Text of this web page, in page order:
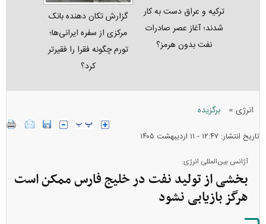
ترکیه و عراق دست به کار
شدند؛ آغاز عصر صادرات
نفت بدون هرمز؟
گزارش تکان‌ دهنده بانک
مرکزی از سفره ایرانی‌ها؛
تورم چگونه فقرا را فقیرتر
کرد؟
انرژی » برگزیده
تاریخ انتشار: ۱۲:۴۷ - ۱۱ ارديبهشت ۱۴۰۵
آژانس بین‌المللی انرژی:
بخشی از تولید نفت در خلیج فارس ممکن است
هرگز بازیابی نشود